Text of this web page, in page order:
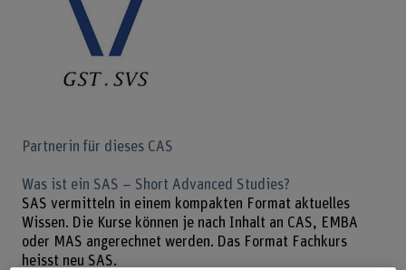
Partnerin für dieses CAS
Was ist ein SAS – Short Advanced Studies?
SAS vermitteln in einem kompakten Format aktuelles
Wissen. Die Kurse können je nach Inhalt an CAS, EMBA
oder MAS angerechnet werden. Das Format Fachkurs
heisst neu SAS.